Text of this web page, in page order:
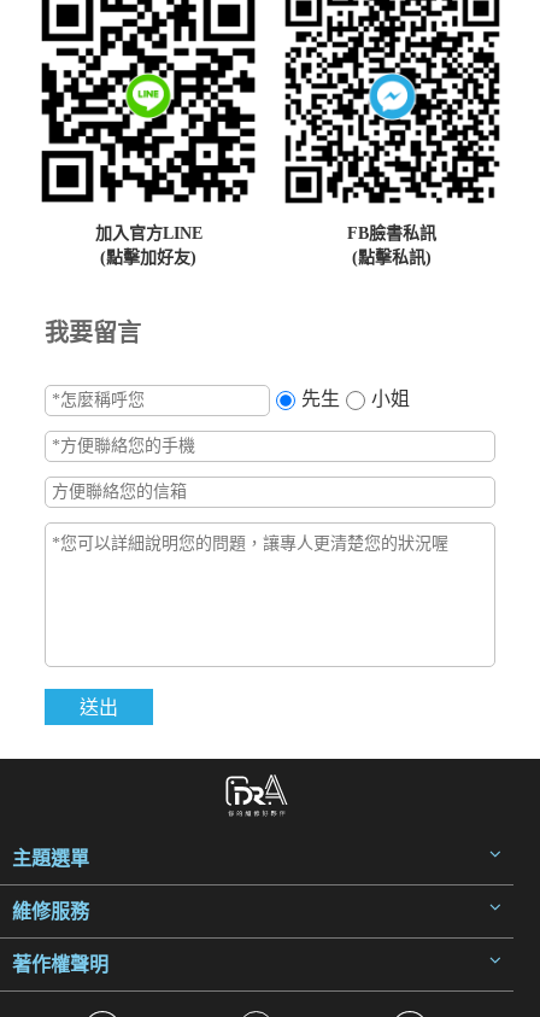
加入官方LINE
(點擊加好友)
FB臉書私訊
(點擊私訊)
我要留言
先生 小姐
主題選單
維修服務
著作權聲明